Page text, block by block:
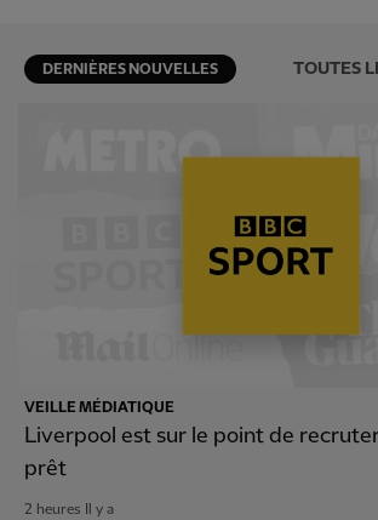
DERNIÈRES NOUVELLES TOUTES
VEILLE MÉDIATIQUE
Liverpool est sur le point de
prêt
2 heures Il y a